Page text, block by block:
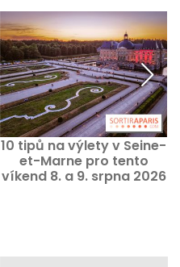
10 tipů na výlety v Seine-
et-Marne pro tento
víkend 8. a 9. srpna 2026